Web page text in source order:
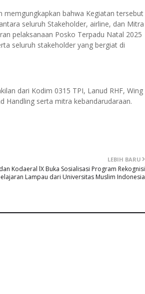
memgungkapkan bahwa Kegiatan tersebut
seluruh Stakeholder, airline, dan Mitra
pelaksanaan Posko Terpadu Natal 2025
seluruh stakeholder yang bergiat di
dari Kodim 0315 TPI, Lanud RHF, Wing
Handling serta mitra kebandarudaraan.
LEBIH BARU
Kodaeral lX Buka Sosialisasi Program Rekognisi
Lampau dari Universitas Muslim Indonesia